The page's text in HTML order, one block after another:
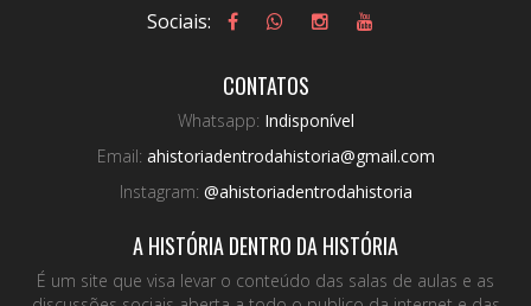
Sociais:
CONTATOS
Whatsapp: Indisponível
Email: ahistoriadentrodahistoria@gmail.com
Instagram: @ahistoriadentrodahistoria
A HISTÓRIA DENTRO DA HISTÓRIA
É um site que visa levar o conteúdo das salas de aulas e as